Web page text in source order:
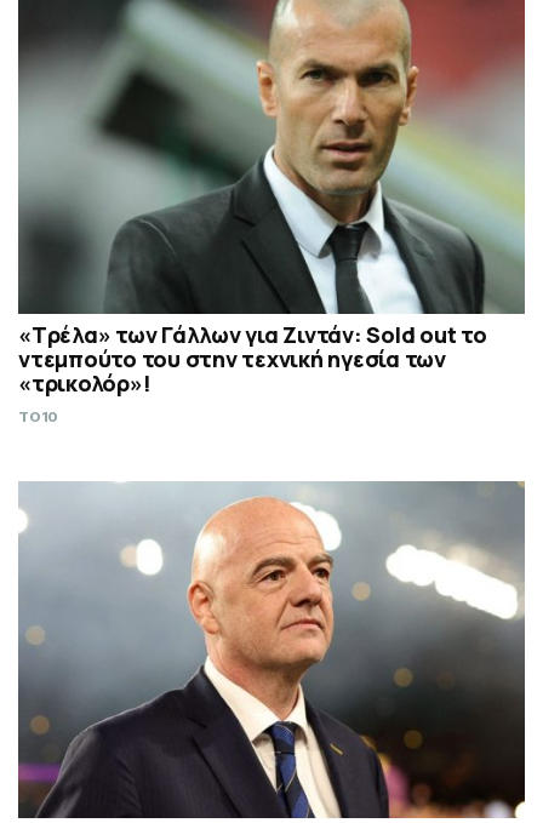
«Τρέλα» των Γάλλων για Ζιντάν: Sold out το
ντεμπούτο του στην τεχνική ηγεσία των
«τρικολόρ»!
TO10